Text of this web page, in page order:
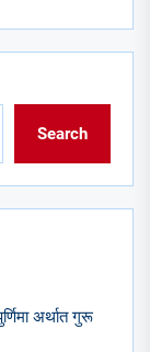
Search
अर्थात गुरू